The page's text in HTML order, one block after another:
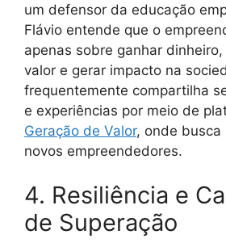
um defensor da educação
Flávio entende que o
apenas sobre ganhar
valor e gerar impacto na
frequentemente compartilha
e experiências por meio de
Geração de Valor, onde busca
novos empreendedores.
4. Resiliência e
de Superação